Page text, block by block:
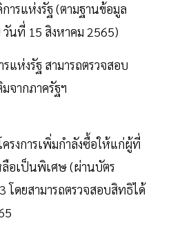
ารแห่งรัฐ (ตามฐานข้อมูล
วันที่ 15 สิงหาคม 2565)
แห่งรัฐ สามารถตรวจสอบ
จากภาครัฐฯ
รงการเพิ่มกำลังซื้อให้แก่ผู้ที่
ลือเป็นพิเศษ (ผ่านบัตร
โดยสามารถตรวจสอบสิทธิได้